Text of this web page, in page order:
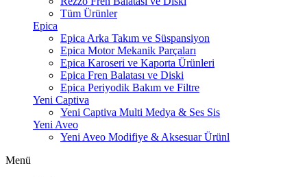
Tüm Ürünler
Epica
Epica Arka Takım ve Süspansiyon
Epica Motor Mekanik Parçaları
Epica Karoseri ve Kaporta Ürünleri
Epica Fren Balatası ve Diski
Epica Periyodik Bakım ve Filtre
Yeni Captiva
Yeni Captiva Multi Medya & Ses Sis
Yeni Aveo
Yeni Aveo Modifiye & Aksesuar Ürünl
Menü